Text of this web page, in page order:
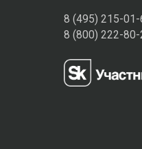
8 (495) 215-01-
8 (800) 222-80-